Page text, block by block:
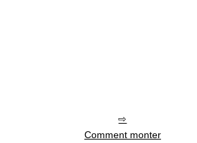
Comment monter